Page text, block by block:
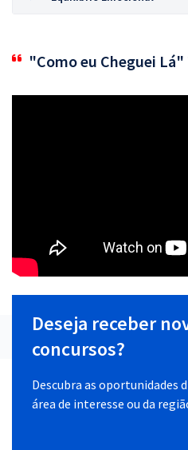
"Como eu Cheguei
Deseja receber
concursos?
Descubra as oportunidades
área de interesse ou da